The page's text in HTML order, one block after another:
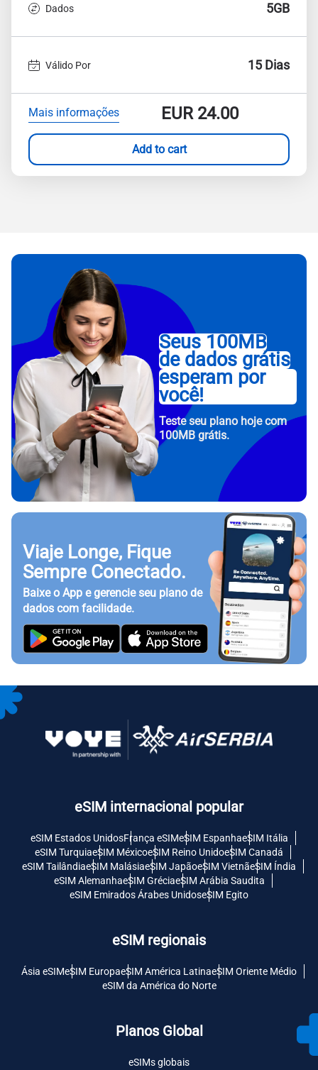
Dados 5GB
Válido Por 15 Dias
Mais informações EUR24.00
Add to cart
Seus 100MB
de dados grátis
esperam por
você!
Teste seu plano hoje com
100MB grátis.
Viaje Longe, Fique
Sempre Conectado.
Baixe o App e gerencie seu plano de
dados com facilidade.
eSIM internacional popular
eSIM Estados UnidosFrança eSIMeSIM EspanhaeSIM Itália
eSIM TurquiaeSIM MéxicoeSIM Reino UnidoeSIM Canadá
eSIM TailândiaeSIM MalásiaeSIM JapãoeSIM VietnãeSIM Índia
eSIM AlemanhaeSIM GréciaeSIM Arábia Saudita
eSIM Emirados Árabes UnidoseSIM Egito
eSIM regionais
Ásia eSIMeSIM EuropaeSIM América LatinaeSIM Oriente Médio
eSIM da América do Norte
Planos Global
eSIMs globais